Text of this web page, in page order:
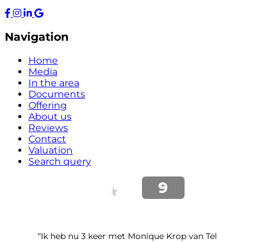
Navigation
Home
Media
In the area
Documents
Offering
About us
Reviews
Contact
Valuation
Search query
“Ik heb nu 3 keer met Monique Krop van Tel